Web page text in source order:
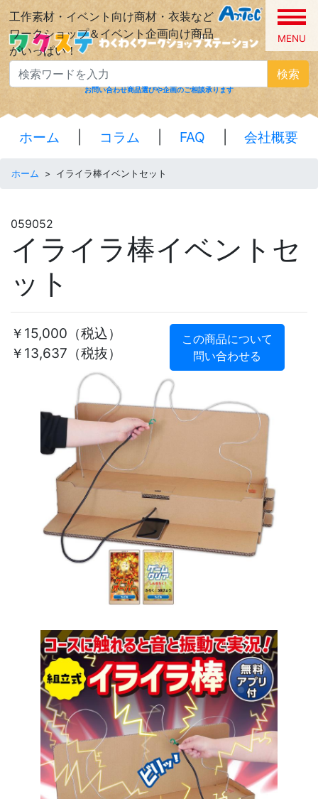
工作素材・イベント向け商材・衣装など
ワークショップ＆イベント企画向け商品
がいっぱい！
MENU
検索
お問い合わせ商品選びや企画のご相談承ります
ホーム コラム FAQ 会社概要
ホーム > イライラ棒イベントセット
059052
イライラ棒イベントセ
ット
￥15,000 （税込）
￥13,637（税抜）
この商品について
問い合わせる